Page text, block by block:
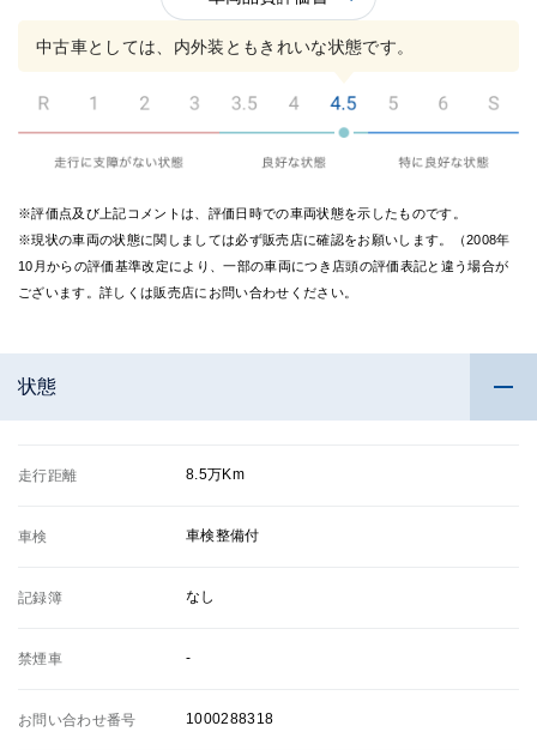
価
中古車としては、内外装ともきれいな状態です。
※評価点及び上記コメントは、評価日時での車両状態を示したものです。
※現状の車両の状態に関しましては必ず販売店に確認をお願いします。（2008年
10月からの評価基準改定により、一部の車両につき店頭の評価表記と違う場合が
ございます。詳しくは販売店にお問い合わせください。
状態
走行距離 8.5万Km
車検 車検整備付
記録簿 なし
禁煙車 -
お問い合わせ番号 1000288318